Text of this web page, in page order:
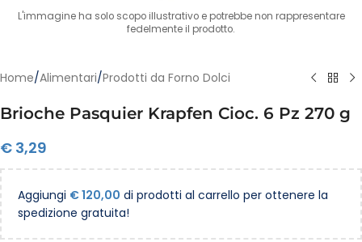
L'immagine ha solo scopo illustrativo e potrebbe non rappresentare
fedelmente il prodotto.
Home/Alimentari/Prodotti da Forno Dolci
Brioche Pasquier Krapfen Cioc. 6 Pz 270 g
€ 3,29
Aggiungi €120,00 di prodotti al carrello per ottenere la
spedizione gratuita!